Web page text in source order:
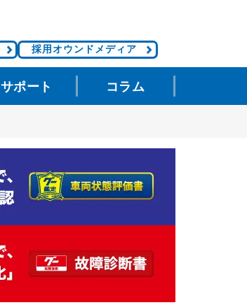
採用オウンドメディア
サポート コラム